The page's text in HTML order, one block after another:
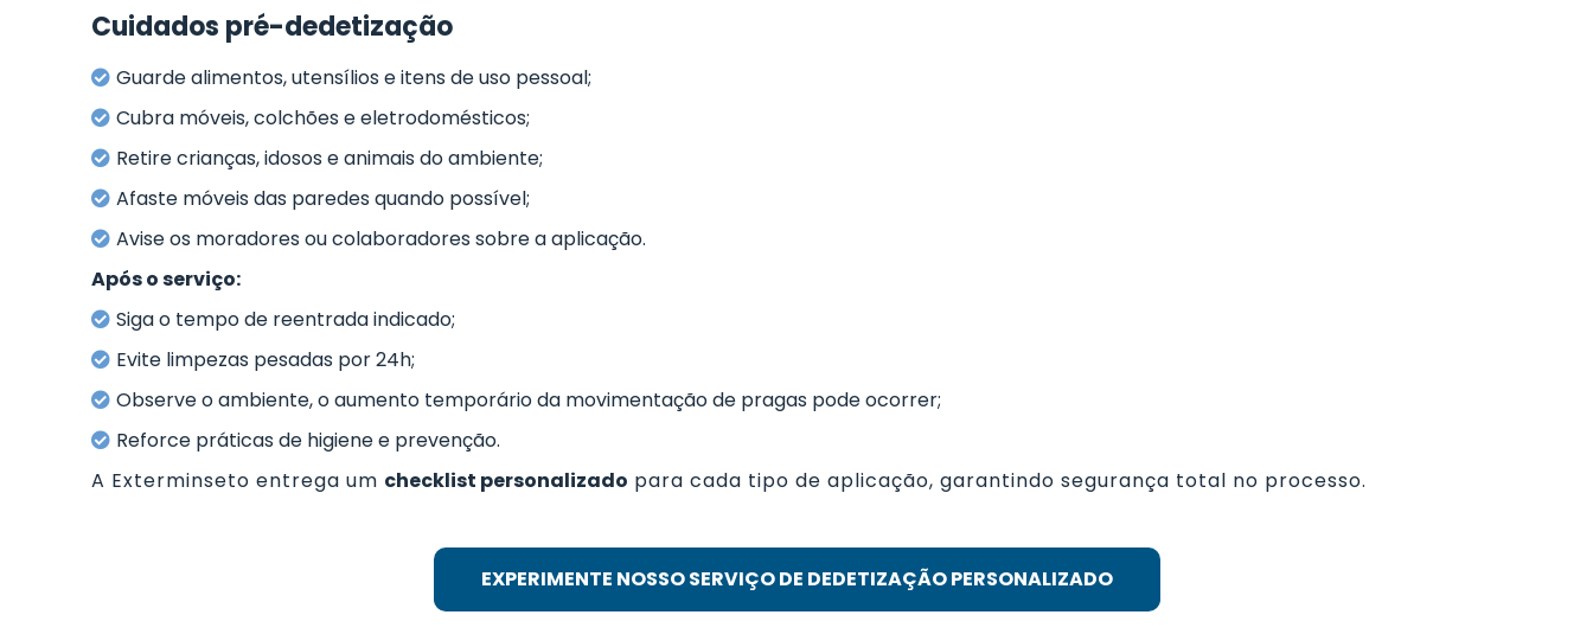
Cuidados pré-dedetização
Guarde alimentos, utensílios e itens de uso pessoal;
Cubra móveis, colchões e eletrodomésticos;
Retire crianças, idosos e animais do ambiente;
Afaste móveis das paredes quando possível;
Avise os moradores ou colaboradores sobre a aplicação.
Após o serviço:
Siga o tempo de reentrada indicado;
Evite limpezas pesadas por 24h;
Observe o ambiente, o aumento temporário da movimentação de pragas pode ocorrer;
Reforce práticas de higiene e prevenção.
A Exterminseto entrega um checklist personalizado para cada tipo de aplicação, garantindo segurança total no processo.
EXPERIMENTE NOSSO SERVIÇO DE DEDETIZAÇÃO PERSONALIZADO